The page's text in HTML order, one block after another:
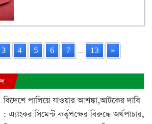
3 4 5 6 7 ... 13 »
বিদেশে পালিয়ে যাওয়ার আশঙ্কা,আটকের দাবি
: এ্যাংকর সিমেন্ট কর্তৃপক্ষের বিরুদ্ধে অর্থপাচার,